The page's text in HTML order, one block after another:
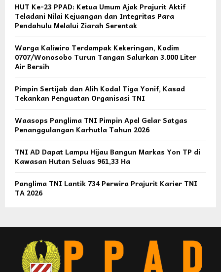
HUT Ke-23 PPAD: Ketua Umum Ajak Prajurit Aktif
Teladani Nilai Kejuangan dan Integritas Para
Pendahulu Melalui Ziarah Serentak
Warga Kaliwiro Terdampak Kekeringan, Kodim
0707/Wonosobo Turun Tangan Salurkan 3.000 Liter
Air Bersih
Pimpin Sertijab dan Alih Kodal Tiga Yonif, Kasad
Tekankan Penguatan Organisasi TNI
Waasops Panglima TNI Pimpin Apel Gelar Satgas
Penanggulangan Karhutla Tahun 2026
TNI AD Dapat Lampu Hijau Bangun Markas Yon TP di
Kawasan Hutan Seluas 961,33 Ha
Panglima TNI Lantik 734 Perwira Prajurit Karier TNI
TA 2026